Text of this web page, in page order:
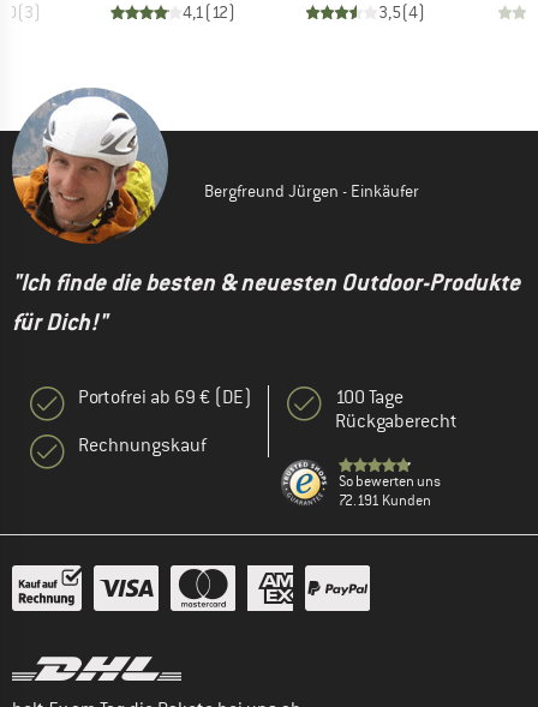
(3) 4,1( 12) 3,5(4)
Bergfreund Jürgen - Einkäufer
"Ich finde die besten & neuesten Outdoor-Produkte
für Dich!"
Portofrei ab 69 € (DE)
Rechnungskauf
100 Tage
Rückgaberecht
So bewerten uns
72.191 Kunden